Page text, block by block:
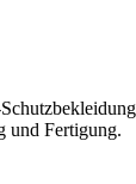
und Fertigung.